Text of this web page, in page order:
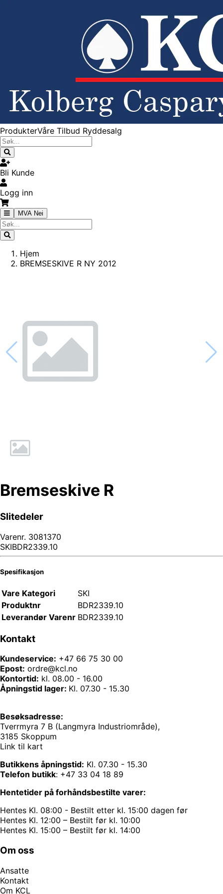
ProdukterVåre Tilbud Ryddesalg
Bli Kunde
Logg inn
MVA Nei
Hjem
BREMSESKIVE R NY 2012
Bremseskive R
Slitedeler
Varenr. 3081370
SKIBDR2339.10
Spesifikasjon
Vare Kategori
SKI
Produktnr
BDR2339.10
Leverandør Varenr BDR2339.10
Kontakt
Kundeservice: +47 66 75 30 00
Epost: ordre@kcl.no
Kontortid: kl. 08.00 - 16.00
Åpningstid lager: Kl. 07.30 - 15.30
Besøksadresse:
Tverrmyra 7 B (Langmyra Industriområde),
3185 Skoppum
Link til kart
Butikkens åpningstid: Kl. 07.30 - 15.30
Telefon butikk: +47 33 04 18 89
Hentetider på forhåndsbestilte varer:
Hentes Kl. 08:00 - Bestilt etter kl. 15:00 dagen før
Hentes Kl. 12:00 – Bestilt før kl. 10:00
Hentes Kl. 15:00 – Bestilt før kl. 14:00
Om oss
Ansatte
Kontakt
Om KCL